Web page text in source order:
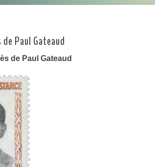
Paul Gateaud
de Paul Gateaud